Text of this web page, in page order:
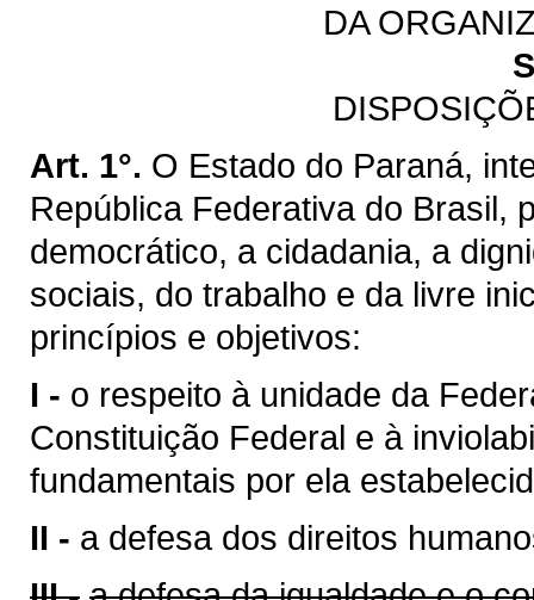
DA
Art. 1°. O Estado do Paraná,
República Federativa do Brasil,
democrático, a cidadania, a
sociais, do trabalho e da livre
princípios e objetivos:
I - o respeito à unidade da
Constituição Federal e à
fundamentais por ela
II - a defesa dos direitos